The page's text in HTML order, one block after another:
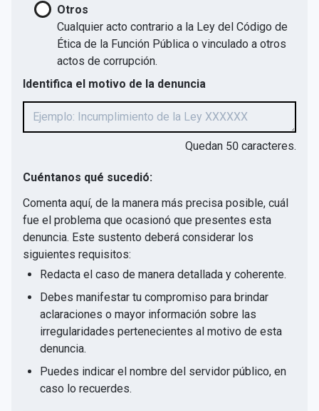
Otros
Cualquier acto contrario a la Ley del Código de
Ética de la Función Pública o vinculado a otros
actos de corrupción.
Identifica el motivo de la denuncia
Quedan 50 caracteres.
Cuéntanos qué sucedió:
Comenta aquí, de la manera más precisa posible, cuál
fue el problema que ocasionó que presentes esta
denuncia. Este sustento deberá considerar los
siguientes requisitos:
Redacta el caso de manera detallada y coherente.
Debes manifestar tu compromiso para brindar
aclaraciones o mayor información sobre las
irregularidades pertenecientes al motivo de esta
denuncia.
Puedes indicar el nombre del servidor público, en
caso lo recuerdes.